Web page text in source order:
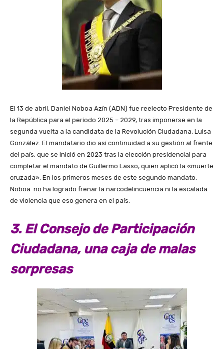
El 13 de abril, Daniel Noboa Azín (ADN) fue reelecto Presidente de
la República para el período 2025 – 2029, tras imponerse en la
segunda vuelta a la candidata de la Revolución Ciudadana, Luisa
González. El mandatario dio así continuidad a su gestión al frente
del país, que se inició en 2023 tras la elección presidencial para
completar el mandato de Guillermo Lasso, quien aplicó la «muerte
cruzada». En los primeros meses de este segundo mandato,
Noboa no ha logrado frenar la narcodelincuencia ni la escalada
de violencia que eso genera en el país.
3. El Consejo de Participación
Ciudadana, una caja de malas
sorpresas